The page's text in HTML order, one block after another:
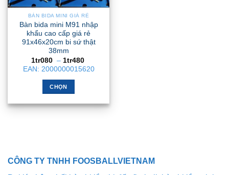
BÀN BIDA MINI GIÁ RẺ
Bàn bida mini M91 nhập
khẩu cao cấp giá rẻ
91x46x20cm bi sứ thật
38mm
1tr080 – 1tr480
giá:
từ
EAN: 2000000015620
CHỌN
phẩm
thể.
CÔNG TY TNHH FOOSBALLVIETNAM